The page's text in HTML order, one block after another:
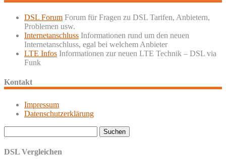
DSL Forum Forum für Fragen zu DSL Tarifen, Anbietern,
Problemen usw.
Internetanschluss Informationen rund um den neuen
Internetanschluss, egal bei welchem Anbieter
LTE Infos Informationen zur neuen LTE Technik – DSL via
Funk
Kontakt
Impressum
Datenschutzerklärung
nach:
DSL Vergleichen